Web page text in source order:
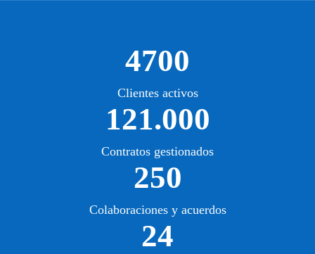
4700
Clientes activos
121.000
Contratos gestionados
250
Colaboraciones y acuerdos
24